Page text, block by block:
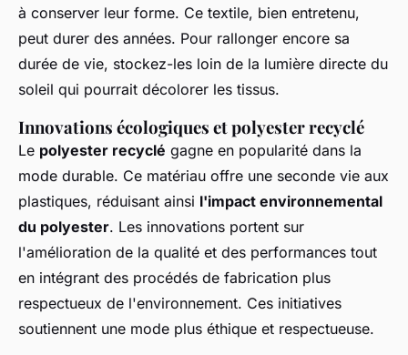
à conserver leur forme. Ce textile, bien entretenu,
peut durer des années. Pour rallonger encore sa
durée de vie, stockez-les loin de la lumière directe du
soleil qui pourrait décolorer les tissus.
Innovations écologiques et polyester recyclé
Le polyester recyclé gagne en popularité dans la
mode durable. Ce matériau offre une seconde vie aux
plastiques, réduisant ainsi l'impact environnemental
du polyester. Les innovations portent sur
l'amélioration de la qualité et des performances tout
en intégrant des procédés de fabrication plus
respectueux de l'environnement. Ces initiatives
soutiennent une mode plus éthique et respectueuse.